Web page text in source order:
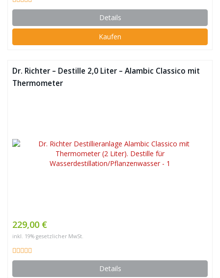
Details
Kaufen
Dr. Richter – Destille 2,0 Liter – Alambic Classico mit
Thermometer
229,00 €
inkl. 19% gesetzlicher MwSt.
Details